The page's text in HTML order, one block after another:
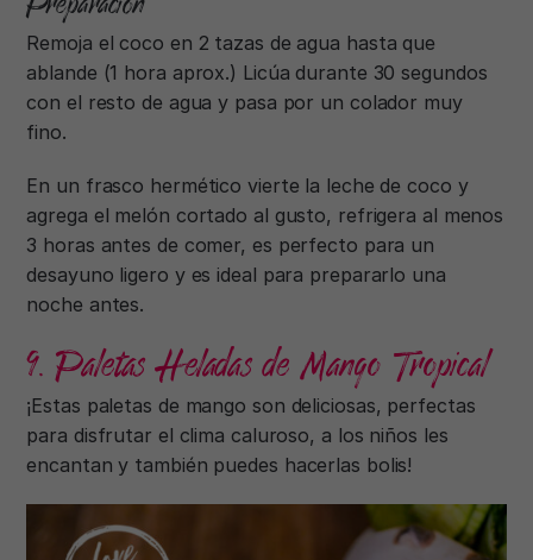
Remoja el coco en 2 tazas de agua hasta que
ablande (1 hora aprox.) Licúa durante 30 segundos
con el resto de agua y pasa por un colador muy
fino.
En un frasco hermético vierte la leche de coco y
agrega el melón cortado al gusto, refrigera al menos
3 horas antes de comer, es perfecto para un
desayuno ligero y es ideal para prepararlo una
noche antes.
9. Paletas Heladas de Mango Tropical
¡Estas paletas de mango son deliciosas, perfectas
para disfrutar el clima caluroso, a los niños les
encantan y también puedes hacerlas bolis!